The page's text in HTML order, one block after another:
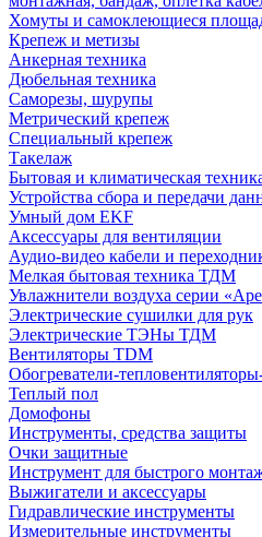
Хомуты и самоклеющиеся
Крепеж и метизы
Анкерная техника
Дюбельная техника
Саморезы, шурупы
Метрический крепеж
Специальный крепеж
Такелаж
Бытовая и климатическая
Устройства сбора и передачи
Умный дом EKF
Аксессуары для вентиляции
Аудио-видео кабели и
Мелкая бытовая техника ТДМ
Увлажнители воздуха серии
Электрические сушилки для рук
Электрические ТЭНы ТДМ
Вентиляторы TDM
Обогреватели-
Теплый пол
Домофоны
Инструменты, средства защиты
Очки защитные
Инструмент для быстрого
Выжигатели и аксессуары
Гидравлические инструменты
Измерительные инструменты